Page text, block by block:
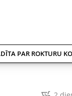
PAR ROKTURU